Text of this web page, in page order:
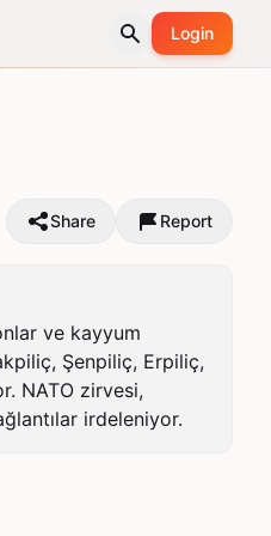
Login
Share Report
ve kayyum
Şenpiliç, Erpiliç,
NATO zirvesi,
irdeleniyor.